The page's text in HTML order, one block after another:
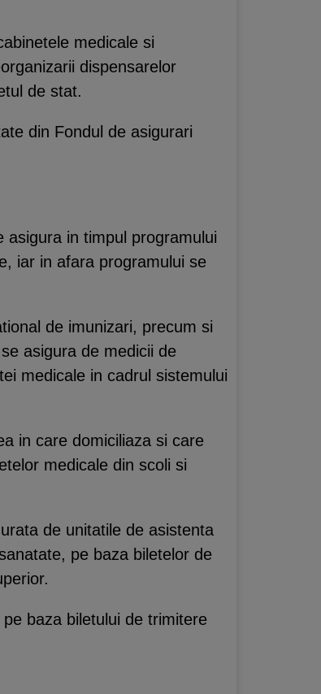
medicale si
dispensarelor
de stat.
din Fondul de asigurari
in timpul programului
iar in afara programului se
de imunizari, precum si
asigura de medicii de
medicale in cadrul sistemului
in care domiciliaza si care
medicale din scoli si
de unitatile de asistenta
pe baza biletelor de
baza biletului de trimitere